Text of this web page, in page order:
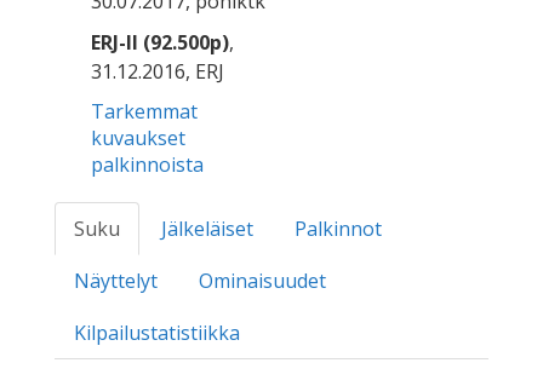
ERJ-II (92.500p),
31.12.2016, ERJ
Tarkemmat
kuvaukset
palkinnoista
Suku Jälkeläiset
Palkinnot
Näyttelyt
Ominaisuudet
Kilpailustatistiikka